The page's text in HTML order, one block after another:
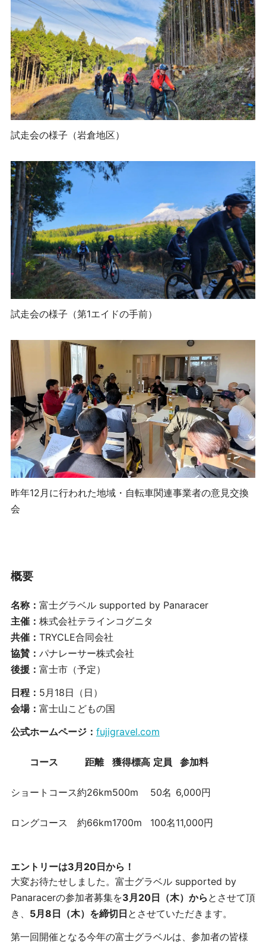
試走会の様子（岩倉地区）
試走会の様子（第1エイドの手前）
昨年12月に行われた地域・自転車関連事業者の意見交換
会
概要
名称： 富士グラベル supported by Panaracer
主催： 株式会社テラインコグニタ
共催： TRYCLE合同会社
協賛： パナレーサー株式会社
後援： 富士市（予定）
日程： 5月18日（日）
会場： 富士山こどもの国
公式ホームページ： fujigravel.com
コース 距離 獲得標高 定員 参加料
ショートコース約26km500m 50名 6,000円
ロングコース 約66km1700m 100名11,000円
エントリーは3月20日から！
大変お待たせしました。富士グラベル supported by
Panaracerの参加者募集を3月20日（木）から とさせて頂
き、 5月8日（木）を締切日 とさせていただきます。
第一回開催となる今年の富士グラベルは、参加者の皆様